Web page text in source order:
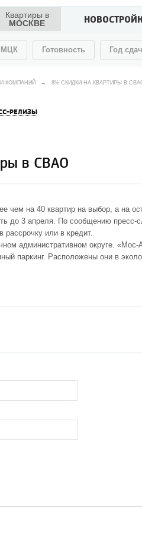
Квартиры в
МОСКВЕ
МЦК Готовность Год
КОМПАНИЙ → 8% СКИДКИ НА КВАРТИРЫ В
РЕЛИЗЫ
в СВАО
чем на 40 квартир на выбор, а на
до 3 апреля. По сообщению
рассрочку или в кредит.
административном округе.
паркинг. Расположены они в